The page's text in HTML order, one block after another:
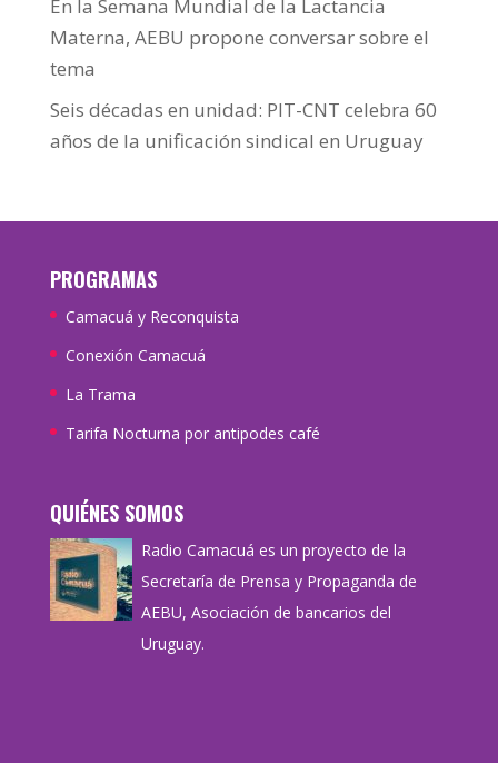
En la Semana Mundial de la Lactancia
Materna, AEBU propone conversar sobre el
tema
Seis décadas en unidad: PIT-CNT celebra 60
años de la unificación sindical en Uruguay
PROGRAMAS
Camacuá y Reconquista
Conexión Camacuá
La Trama
Tarifa Nocturna por antipodes café
QUIÉNES SOMOS
Radio Camacuá es un proyecto de la
Secretaría de Prensa y Propaganda de
AEBU, Asociación de bancarios del
Uruguay.